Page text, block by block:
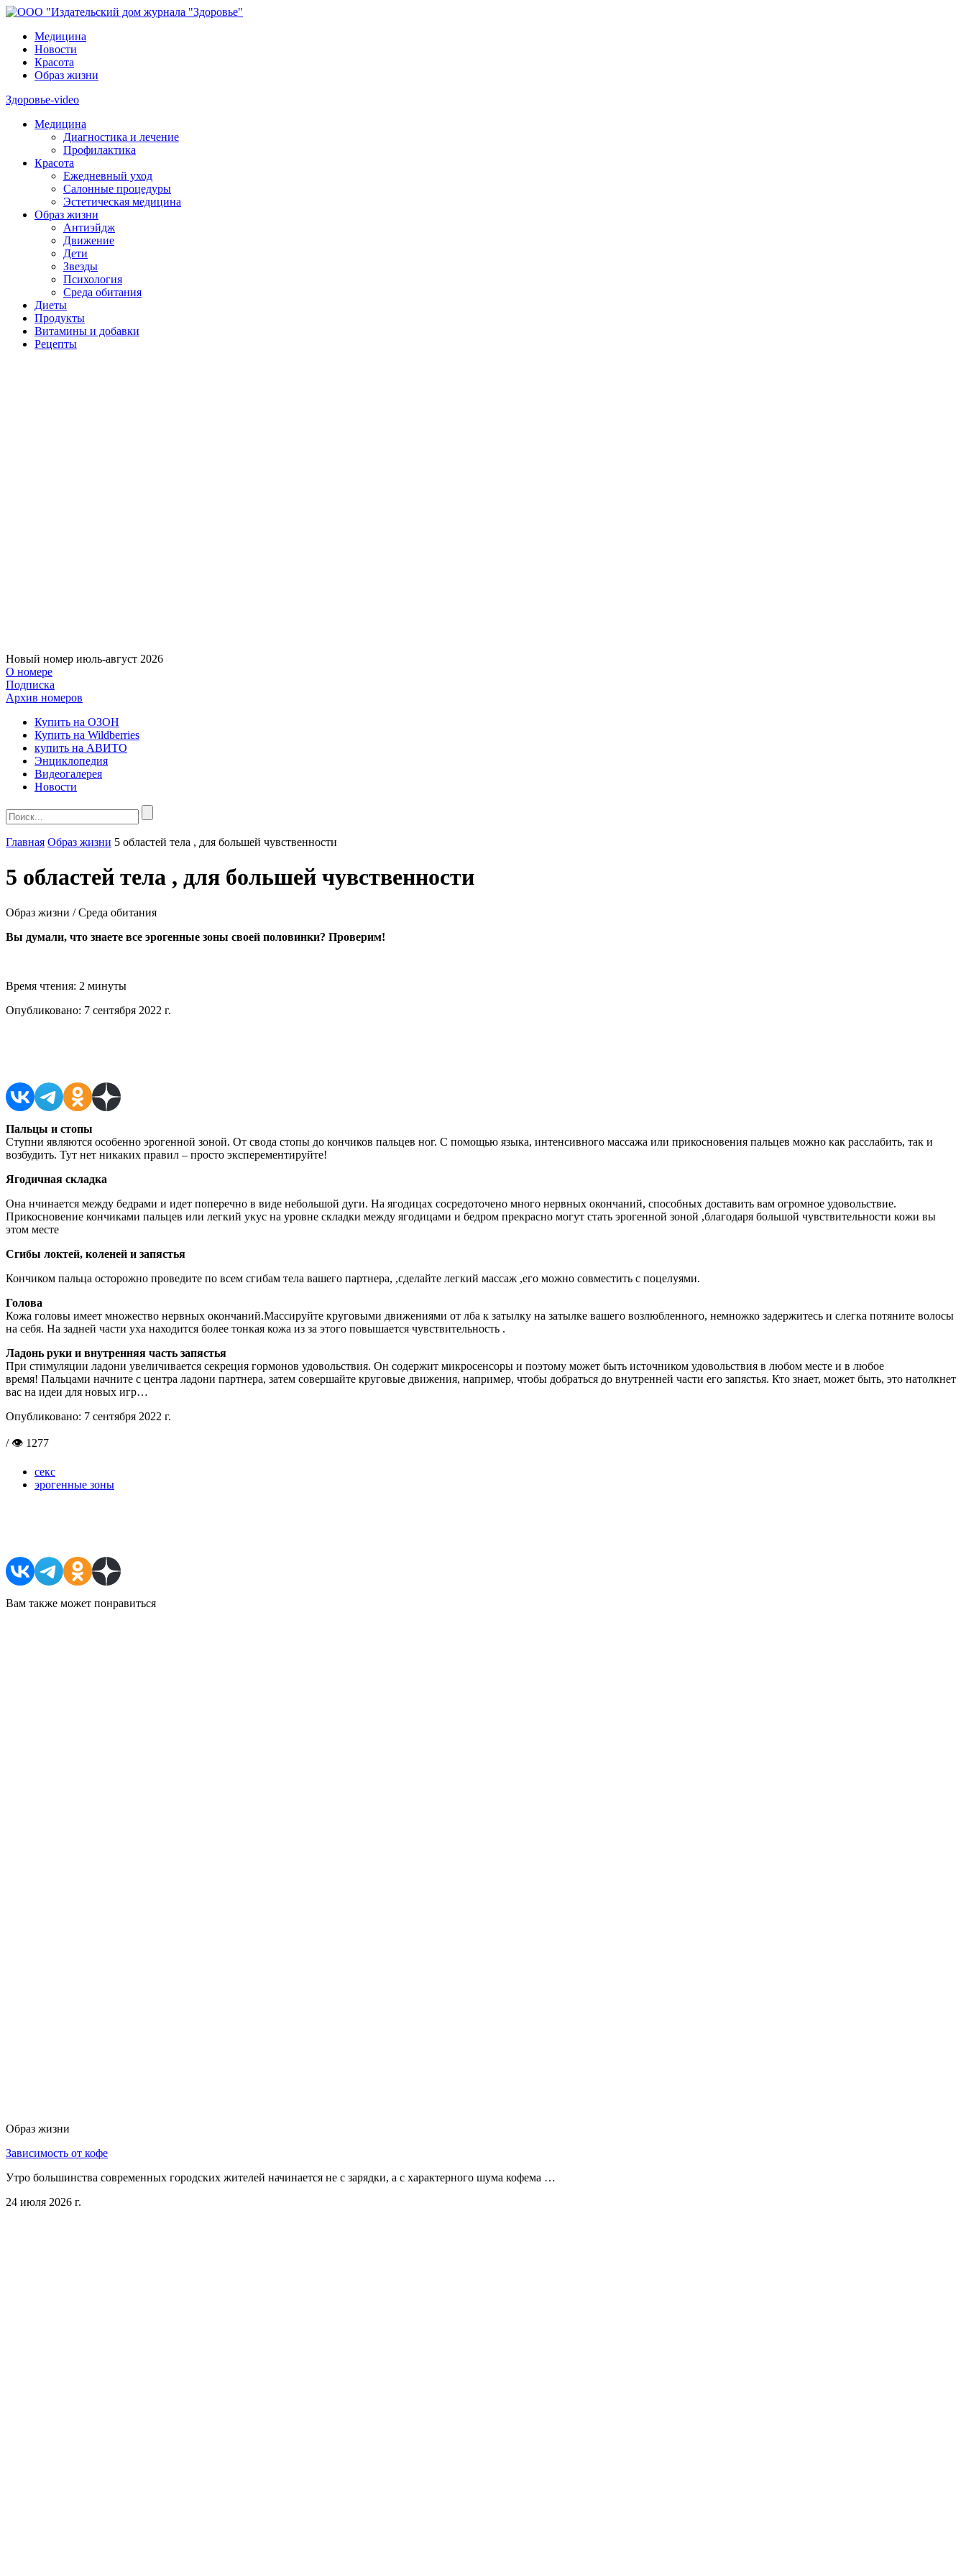
Медицина
Новости
Красота
Образ жизни
Здоровье-video
Медицина
Диагностика и лечение
Профилактика
Красота
Ежедневный уход
Салонные процедуры
Эстетическая медицина
Образ жизни
Антиэйдж
Движение
Дети
Звезды
Психология
Среда обитания
Диеты
Продукты
Витамины и добавки
Рецепты
Новый номер июль-август 2026
О номере
Подписка
Архив номеров
Купить на ОЗОН
Купить на Wildberries
купить на АВИТО
Энциклопедия
Видеогалерея
Новости
Главная Образ жизни 5 областей тела , для большей чувственности
5 областей тела , для большей чувственности
Образ жизни / Среда обитания
Вы думали, что знаете все эрогенные зоны своей половинки? Проверим!
Время чтения: 2 минуты
Опубликовано: 7 сентября 2022 г.
Пальцы и стопы
Ступни являются особенно эрогенной зоной. От свода стопы до кончиков пальцев ног. С помощью языка, интенсивного массажа или прикосновения пальцев можно как расслабить, так и
возбудить. Тут нет никаких правил – просто эксперементируйте!
Ягодичная складка
Она нчинается между бедрами и идет поперечно в виде небольшой дуги. На ягодицах сосредоточено много нервных окончаний, способных доставить вам огромное удовольствие.
Прикосновение кончиками пальцев или легкий укус на уровне складки между ягодицами и бедром прекрасно могут стать эрогенной зоной ,благодаря большой чувствительности кожи вы
этом месте
Сгибы локтей, коленей и запястья
Кончиком пальца осторожно проведите по всем сгибам тела вашего партнера, ,сделайте легкий массаж ,его можно совместить с поцелуями.
Голова
Кожа головы имеет множество нервных окончаний.Массируйте круговыми движениями от лба к затылку на затылке вашего возлюбленного, немножко задержитесь и слегка потяните волосы
на себя. На задней части уха находится более тонкая кожа из за этого повышается чувствительность .
Ладонь руки и внутренняя часть запястья
При стимуляции ладони увеличивается секреция гормонов удовольствия. Он содержит микросенсоры и поэтому может быть источником удовольствия в любом месте и в любое
время! Пальцами начните с центра ладони партнера, затем совершайте круговые движения, например, чтобы добраться до внутренней части его запястья. Кто знает, может быть, это натолкнет
вас на идеи для новых игр…
Опубликовано: 7 сентября 2022 г.
/ 👁 1277
секс
эрогенные зоны
Вам также может понравиться
Образ жизни
Зависимость от кофе
Утро большинства современных городских жителей начинается не с зарядки, а с характерного шума кофема …
24 июля 2026 г.